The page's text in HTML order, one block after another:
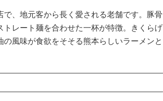
、地元客から長く愛される老舗です。豚骨
レート麺を合わせた一杯が特徴。きくらげ
風味が食欲をそそる熊本らしいラーメンと